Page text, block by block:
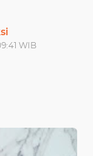
WIB